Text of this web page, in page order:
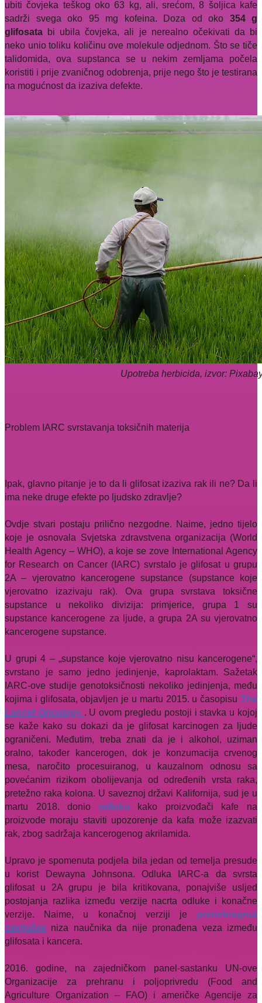
ubiti čovjeka teškog oko 63 kg, ali, srećom, 8 šoljica kafe
sadrži svega oko 95 mg kofeina. Doza od oko 354 g
glifosata bi ubila čovjeka, ali je nerealno očekivati da bi
neko unio toliku količinu ove molekule odjednom. Što se tiče
talidomida, ova supstanca se u nekim zemljama počela
koristiti i prije zvaničnog odobrenja, prije nego što je testirana
na mogućnost da izaziva defekte.
Upotreba herbicida, izvor:
Problem IARC svrstavanja toksičnih materija
Ipak, glavno pitanje je to da li glifosat izaziva rak ili ne? Da li
ima neke druge efekte po ljudsko zdravlje?
Ovdje stvari postaju prilično nezgodne. Naime, jedno tijelo
koje je osnovala Svjetska zdravstvena organizacija (World
Health Agency – WHO), a koje se zove International Agency
for Research on Cancer (IARC) svrstalo je glifosat u grupu
2A – vjerovatno kancerogene supstance (supstance koje
vjerovatno izazivaju rak). Ova grupa svrstava toksične
supstance u nekoliko divizija: primjerice, grupa 1 su
supstance kancerogene za ljude, a grupa 2A su vjerovatno
kancerogene supstance.
U grupi 4 – „supstance koje vjerovatno nisu kancerogene“,
svrstano je samo jedno jedinjenje, kaprolaktam. Sažetak
IARC-ove studije genotoksičnosti nekoliko jedinjenja, među
kojima i glifosata, objavljen je u martu 2015. u časopisu The
Lancet Oncology . U ovom pregledu postoji i stavka u kojoj
se kaže kako su dokazi da je glifosat karcinogen za ljude
ograničeni. Međutim, treba znati da je i alkohol, uziman
oralno, također kancerogen, dok je konzumacija crvenog
mesa, naročito procesuiranog, u kauzalnom odnosu sa
povećanim rizikom obolijevanja od određenih vrsta raka,
pretežno raka kolona. U saveznoj državi Kalifornija, sud je u
martu 2018. donio odluku
kako proizvođači kafe na
proizvode moraju staviti upozorenje da kafa može izazvati
rak, zbog sadržaja kancerogenog akrilamida.
Upravo je spomenuta podjela bila jedan od temelja presude
u korist Dewayna Johnsona. Odluka IARC-a da svrsta
glifosat u 2A grupu je bila kritikovana, ponajviše usljed
postojanja razlika između verzije nacrta odluke i konačne
verzije. Naime, u konačnoj verziji je prenebregnut
zaključak niza naučnika da nije pronađena veza između
glifosata i kancera.
2016. godine, na zajedničkom panel-sastanku UN-ove
Organizacije za prehranu i poljoprivredu (Food and
Agriculture Organization – FAO) i američke Agencije za